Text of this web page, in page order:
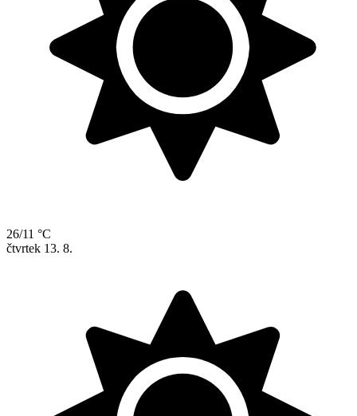
26/11 °C
čtvrtek 13. 8.